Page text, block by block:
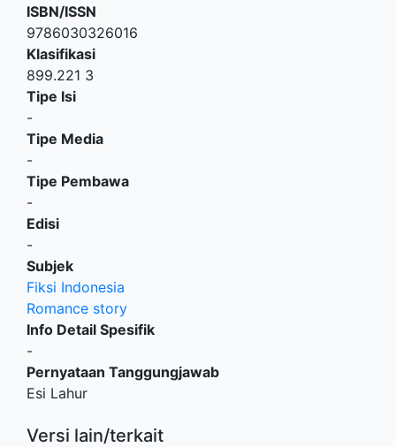
ISBN/ISSN
9786030326016
Klasifikasi
899.221 3
Tipe Isi
-
Tipe Media
-
Tipe Pembawa
-
Edisi
-
Subjek
Fiksi Indonesia
Romance story
Info Detail Spesifik
-
Pernyataan Tanggungjawab
Esi Lahur
Versi lain/terkait